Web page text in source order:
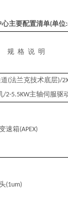
心主要配置清单(单位
规 格 说 明
(法兰克技术底层)/
/2-5.5KW主轴伺服驱
速箱(APEX)
(1um)